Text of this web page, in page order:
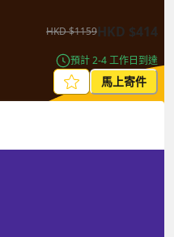
HKD$1159HKD $414
預計 2-4 工作日到達
馬上寄件